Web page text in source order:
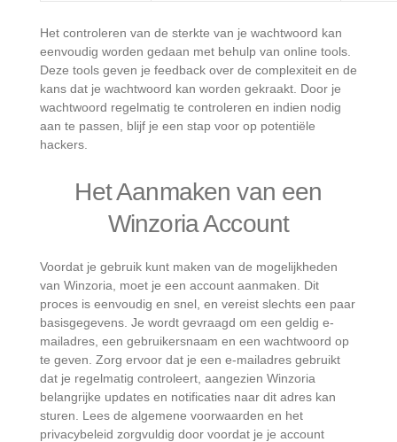
Het controleren van de sterkte van je wachtwoord kan
eenvoudig worden gedaan met behulp van online tools.
Deze tools geven je feedback over de complexiteit en de
kans dat je wachtwoord kan worden gekraakt. Door je
wachtwoord regelmatig te controleren en indien nodig
aan te passen, blijf je een stap voor op potentiële
hackers.
Het Aanmaken van een
Winzoria Account
Voordat je gebruik kunt maken van de mogelijkheden
van Winzoria, moet je een account aanmaken. Dit
proces is eenvoudig en snel, en vereist slechts een paar
basisgegevens. Je wordt gevraagd om een geldig e-
mailadres, een gebruikersnaam en een wachtwoord op
te geven. Zorg ervoor dat je een e-mailadres gebruikt
dat je regelmatig controleert, aangezien Winzoria
belangrijke updates en notificaties naar dit adres kan
sturen. Lees de algemene voorwaarden en het
privacybeleid zorgvuldig door voordat je je account